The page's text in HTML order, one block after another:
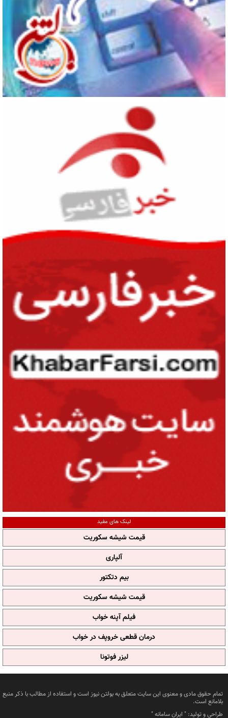
لینک های مفید
قیمت شیشه سکوریت
آلپاری
بیم دتکتور
قیمت شیشه سکوریت
فیلم آپنه خواب
درمان قطعی خروپف در خواب
لیزر فوتونا
تمام حقوق مادی و معنوی این سایت متعلق به بولتن نیوز است و استفاده از مطالب با ذکر منبع
بلامانع است.
طراحی و تولید: " ایران سامانه"